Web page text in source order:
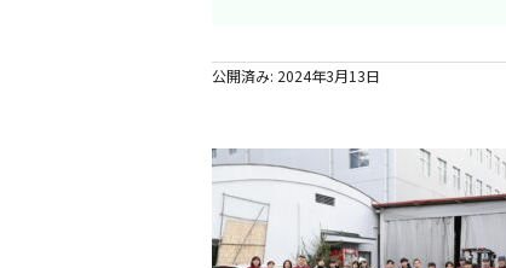
公開済み: 2024年3月13日